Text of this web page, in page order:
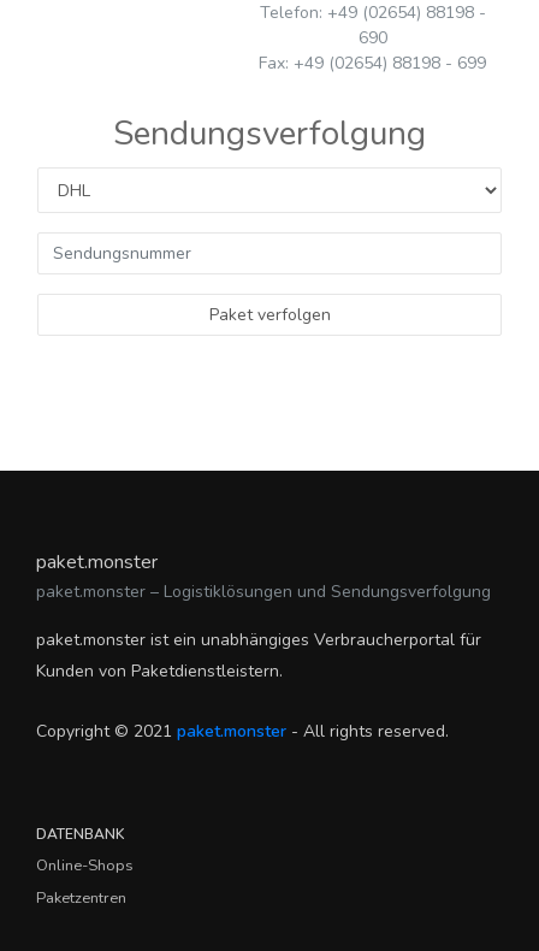
Telefon: +49 (02654) 88198 -
690
Fax: +49 (02654) 88198 - 699
Sendungsverfolgung
Paket verfolgen
paket.monster
paket.monster – Logistiklösungen und Sendungsverfolgung
paket.monster ist ein unabhängiges Verbraucherportal für
Kunden von Paketdienstleistern.
Copyright © 2021 paket.monster - All rights reserved.
DATENBANK
Online-Shops
Paketzentren